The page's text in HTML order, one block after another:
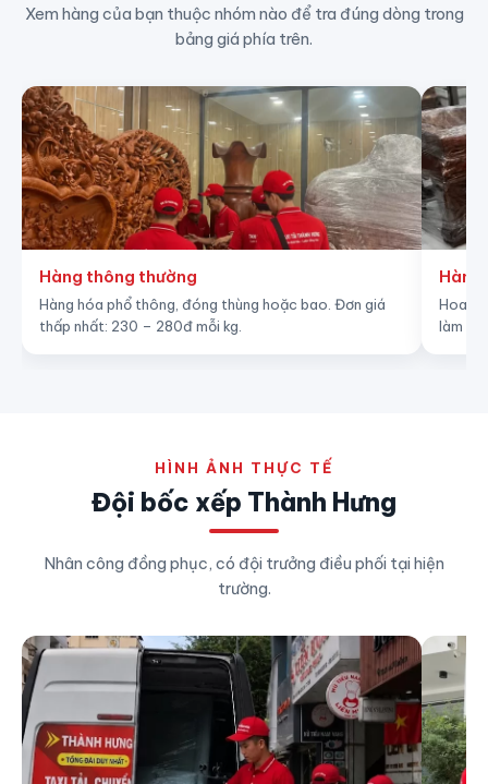
Xem hàng của bạn thuộc nhóm nào để tra đúng dòng trong
bảng giá phía trên.
Hàng thông thường
Hàng hóa phổ thông, đóng thùng hoặc bao. Đơn giá
thấp nhất: 230 – 280đ mỗi kg.
Hàng
Hoa
làm
HÌNH ẢNH THỰC TẾ
Đội bốc xếp Thành Hưng
Nhân công đồng phục, có đội trưởng điều phối tại hiện
trường.